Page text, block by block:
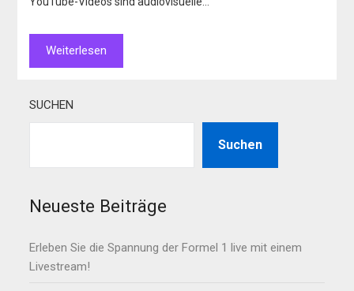
Weiterlesen
SUCHEN
Suchen
Neueste Beiträge
Erleben Sie die Spannung der Formel 1 live mit einem
Livestream!